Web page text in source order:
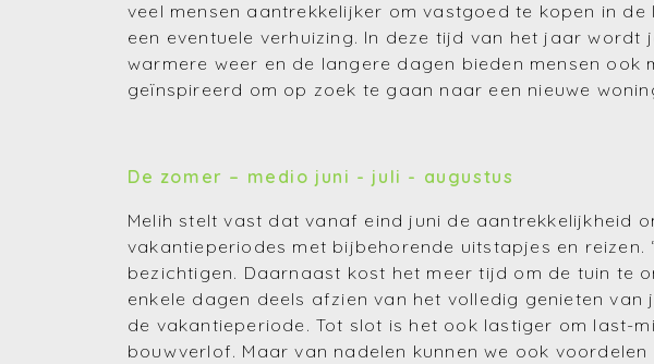
veel mensen aantrekkelijker om vastgoed te kopen in
een eventuele verhuizing. In deze tijd van het jaar
warmere weer en de langere dagen bieden mensen
geïnspireerd om op zoek te gaan naar een nieuwe
De zomer – medio juni - juli - augustus
Melih stelt vast dat vanaf eind juni de aantrekkelijkheid
vakantieperiodes met bijbehorende uitstapjes en reizen.
bezichtigen. Daarnaast kost het meer tijd om de tuin te
enkele dagen deels afzien van het volledig genieten
de vakantieperiode. Tot slot is het ook lastiger om last-
bouwverlof. Maar van nadelen kunnen we ook